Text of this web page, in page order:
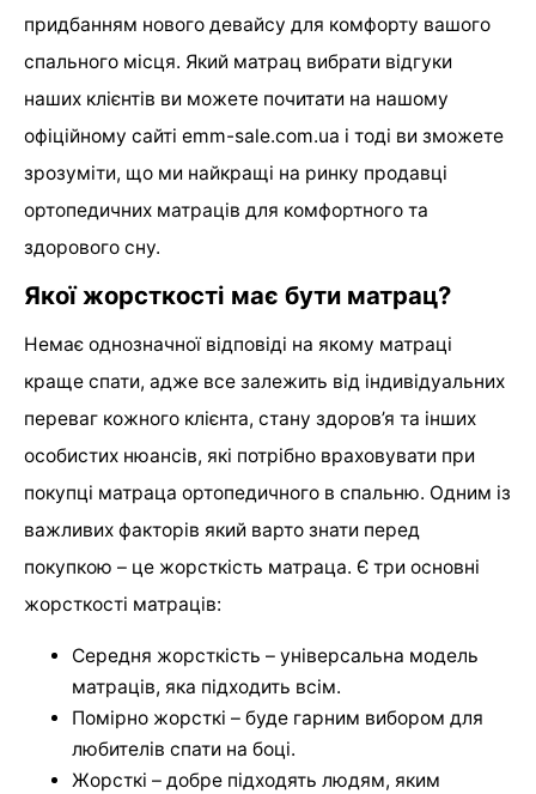
придбанням нового девайсу для комфорту вашого
спального місця. Який матрац вибрати відгуки
наших клієнтів ви можете почитати на нашому
офіційному сайті emm-sale.com.ua і тоді ви зможете
зрозуміти, що ми найкращі на ринку продавці
ортопедичних матраців для комфортного та
здорового сну.
Якої жорсткості має бути матрац?
Немає однозначної відповіді на якому матраці
краще спати, адже все залежить від індивідуальних
переваг кожного клієнта, стану здоров’я та інших
особистих нюансів, які потрібно враховувати при
покупці матраца ортопедичного в спальню. Одним із
важливих факторів який варто знати перед
покупкою – це жорсткість матраца. Є три основні
жорсткості матраців:
Середня жорсткість – універсальна модель
матраців, яка підходить всім.
Помірно жорсткі – буде гарним вибором для
любителів спати на боці.
Жорсткі – добре підходять людям, яким